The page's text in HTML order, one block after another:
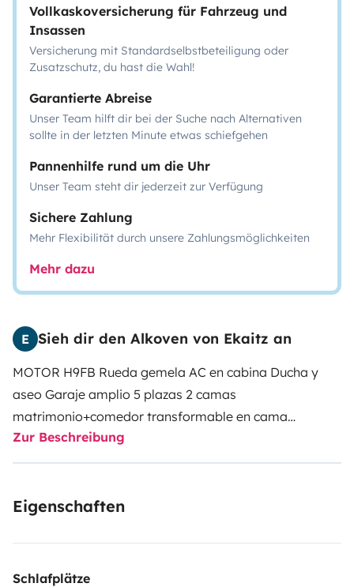
Vollkaskoversicherung für Fahrzeug und
Insassen
Versicherung mit Standardselbstbeteiligung oder
Zusatzschutz, du hast die Wahl!
Garantierte Abreise
Unser Team hilft dir bei der Suche nach Alternativen
sollte in der letzten Minute etwas schiefgehen
Pannenhilfe rund um die Uhr
Unser Team steht dir jederzeit zur Verfügung
Sichere Zahlung
Mehr Flexibilität durch unsere Zahlungsmöglichkeiten
Mehr dazu
E Sieh dir den Alkoven von Ekaitz an
MOTOR H9FB Rueda gemela AC en cabina Ducha y
aseo Garaje amplio 5 plazas 2 camas
matrimonio+comedor transformable en cama
Calefaccion Toldo Portabicis para 4 Frigorifico 150l
Zur Beschreibung
Eigenschaften
Schlafplätze